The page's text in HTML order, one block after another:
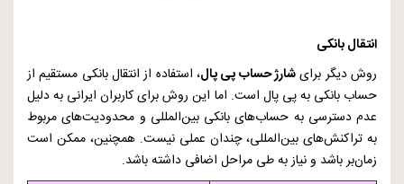
انتقال بانکی
روش دیگر برایشارژ حساب پی پال، استفاده از انتقال بانکی مستقیم از
حساب بانکی به پی پال است. اما این روش برای کاربران ایرانی به دلیل
عدم دسترسی به حساب‌های بانکی بین‌المللی و محدودیت‌های مربوط
به تراکنش‌های بین‌المللی، چندان عملی نیست. همچنین، ممکن است
زمان‌بر باشد و نیاز به طی مراحل اضافی داشته باشد.